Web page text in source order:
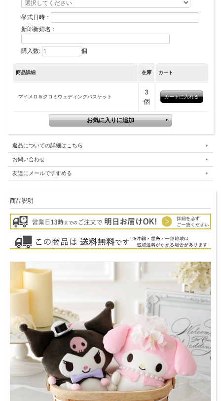
挙式日時：
新郎新婦名：
購入数: 個
商品詳細 在庫 カート
マイメロ＆クロミウェディングバスケット
3
個
返品についての詳細はこちら
お問い合わせ
友達にメールですすめる
商品説明